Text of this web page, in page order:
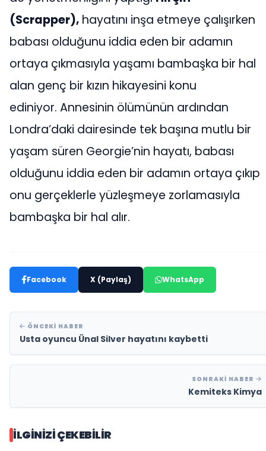
(Scrapper), hayatını inşa etmeye çalışırken
babası olduğunu iddia eden bir adamın
ortaya çıkmasıyla yaşamı bambaşka bir hal
alan genç bir kızın hikayesini konu
ediniyor. Annesinin ölümünün ardından
Londra’daki dairesinde tek başına mutlu bir
yaşam süren Georgie’nin hayatı, babası
olduğunu iddia eden bir adamın ortaya çıkıp
onu gerçeklerle yüzleşmeye zorlamasıyla
bambaşka bir hal alır.
Facebook X (Paylaş) WhatsApp
ÖNCEKI HABER
Usta oyuncu Ünal Silver hayatını kaybetti
SONRAKI HABER
Kemiteks Kimya
İLGINIZI ÇEKEBILIR